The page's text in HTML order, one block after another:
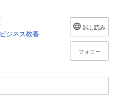
ビジネス教養
試し読み
フォロー